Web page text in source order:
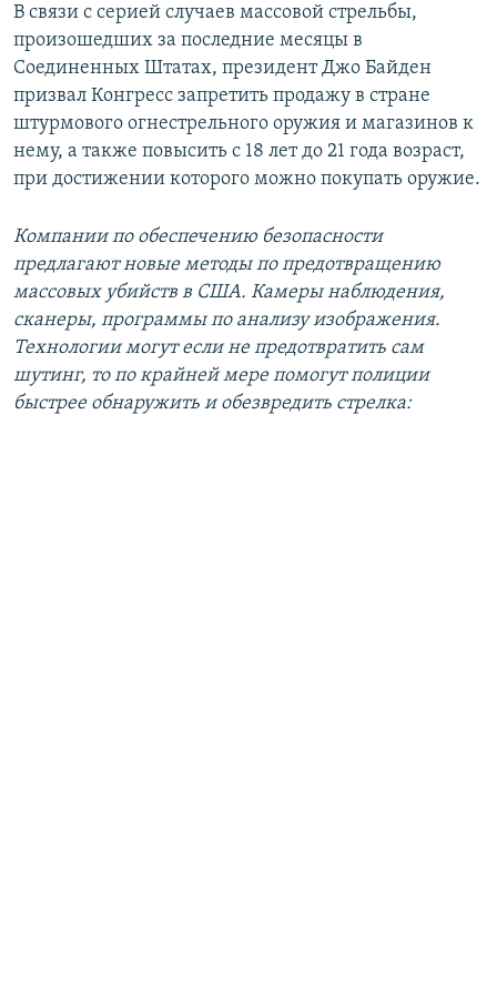
В связи с серией случаев массовой стрельбы,
произошедших за последние месяцы в
Соединенных Штатах, президент Джо Байден
призвал Конгресс запретить продажу в стране
штурмового огнестрельного оружия и магазинов к
нему, а также повысить с 18 лет до 21 года возраст,
при достижении которого можно покупать оружие.
Компании по обеспечению безопасности
предлагают новые методы по предотвращению
массовых убийств в США. Камеры наблюдения,
сканеры, программы по анализу изображения.
Технологии могут если не предотвратить сам
шутинг, то по крайней мере помогут полиции
быстрее обнаружить и обезвредить стрелка: